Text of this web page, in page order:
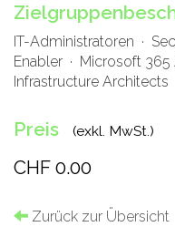
IT-Administratoren ·
Enabler · Microsoft
Infrastructure Architects
Preis (exkl. MwSt.)
CHF 0.00
Zurück zur Übersicht